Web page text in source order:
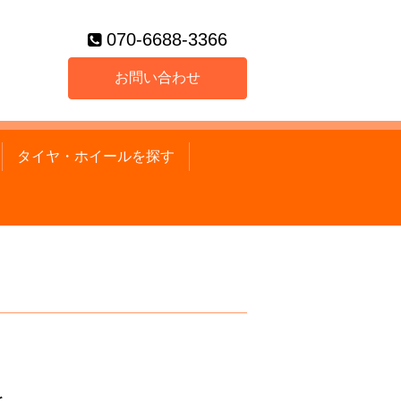
070-6688-3366
お問い合わせ
タイヤ・ホイールを探す